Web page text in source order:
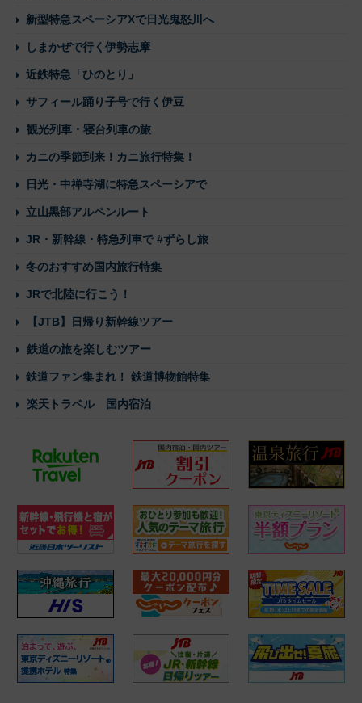
新型特急スペーシアXで日光鬼怒川へ
しまかぜで行く伊勢志摩
近鉄特急「ひのとり」
サフィール踊り子号で行く伊豆
観光列車・寝台列車の旅
カニの季節到来！カニ旅行特集！
日光・中禅寺湖に特急スペーシアで
立山黒部アルペンルート
JR・新幹線・特急列車で #ずらし旅
冬のおすすめ国内旅行特集
JRで北陸に行こう！
【JTB】日帰り新幹線ツアー
鉄道の旅を楽しむツアー
鉄道ファン集まれ！ 鉄道博物館特集
楽天トラベル 国内宿泊